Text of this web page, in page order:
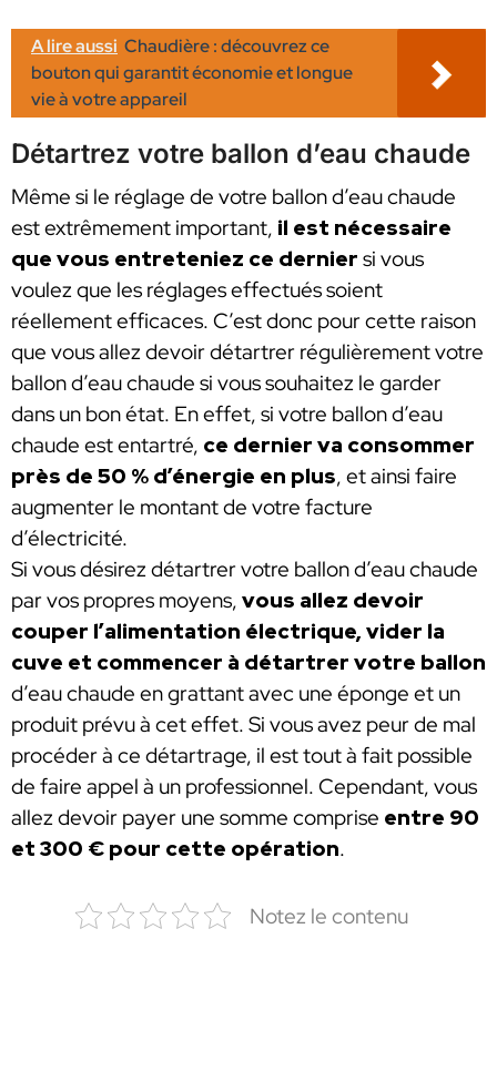
A lire aussi Chaudière : découvrez ce
bouton qui garantit économie et longue
vie à votre appareil
Détartrez votre ballon d’eau chaude
Même si le réglage de votre ballon d’eau chaude
est extrêmement important, il est nécessaire
que vous entreteniez ce dernier si vous
voulez que les réglages effectués soient
réellement efficaces. C’est donc pour cette raison
que vous allez devoir détartrer régulièrement votre
ballon d’eau chaude si vous souhaitez le garder
dans un bon état. En effet, si votre ballon d’eau
chaude est entartré, ce dernier va consommer
près de 50 % d’énergie en plus, et ainsi faire
augmenter le montant de votre facture
d’électricité.
Si vous désirez détartrer votre ballon d’eau chaude
par vos propres moyens, vous allez devoir
couper l’alimentation électrique, vider la
cuve et commencer à détartrer votre ballon
d’eau chaude en grattant avec une éponge et un
produit prévu à cet effet. Si vous avez peur de mal
procéder à ce détartrage, il est tout à fait possible
de faire appel à un professionnel. Cependant, vous
allez devoir payer une somme comprise entre 90
et 300 € pour cette opération.
Notez le contenu